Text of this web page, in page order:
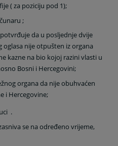
( za poziciju pod 1);
;
da u posljednje dvije
oglasa nije otpušten iz organa
kazne na bio kojoj razini vlasti u
Bosni i Hercegovini;
organa da nije obuhvaćen
i Hercegovine;
.
se na određeno vrijeme,